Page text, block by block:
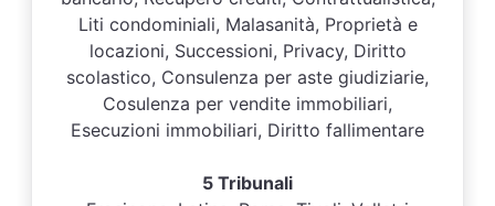
Liti condominiali, Malasanità, Proprietà e
locazioni, Successioni, Privacy, Diritto
scolastico, Consulenza per aste giudiziarie,
Cosulenza per vendite immobiliari,
Esecuzioni immobiliari, Diritto fallimentare
5 Tribunali